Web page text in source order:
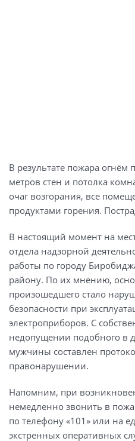
В результате пожара
метров стен и потолка
очаг возгорания, все
продуктами горения.
В настоящий момент на
отдела надзорной
работы по городу
району. По их мнению,
произошедшего стало
безопасности при
электроприборов. С
недопущении подобного в
мужчины составлен
правонарушении.
Напомним, при
немедленно звонить в
по телефону «101» или на
экстренных оперативных